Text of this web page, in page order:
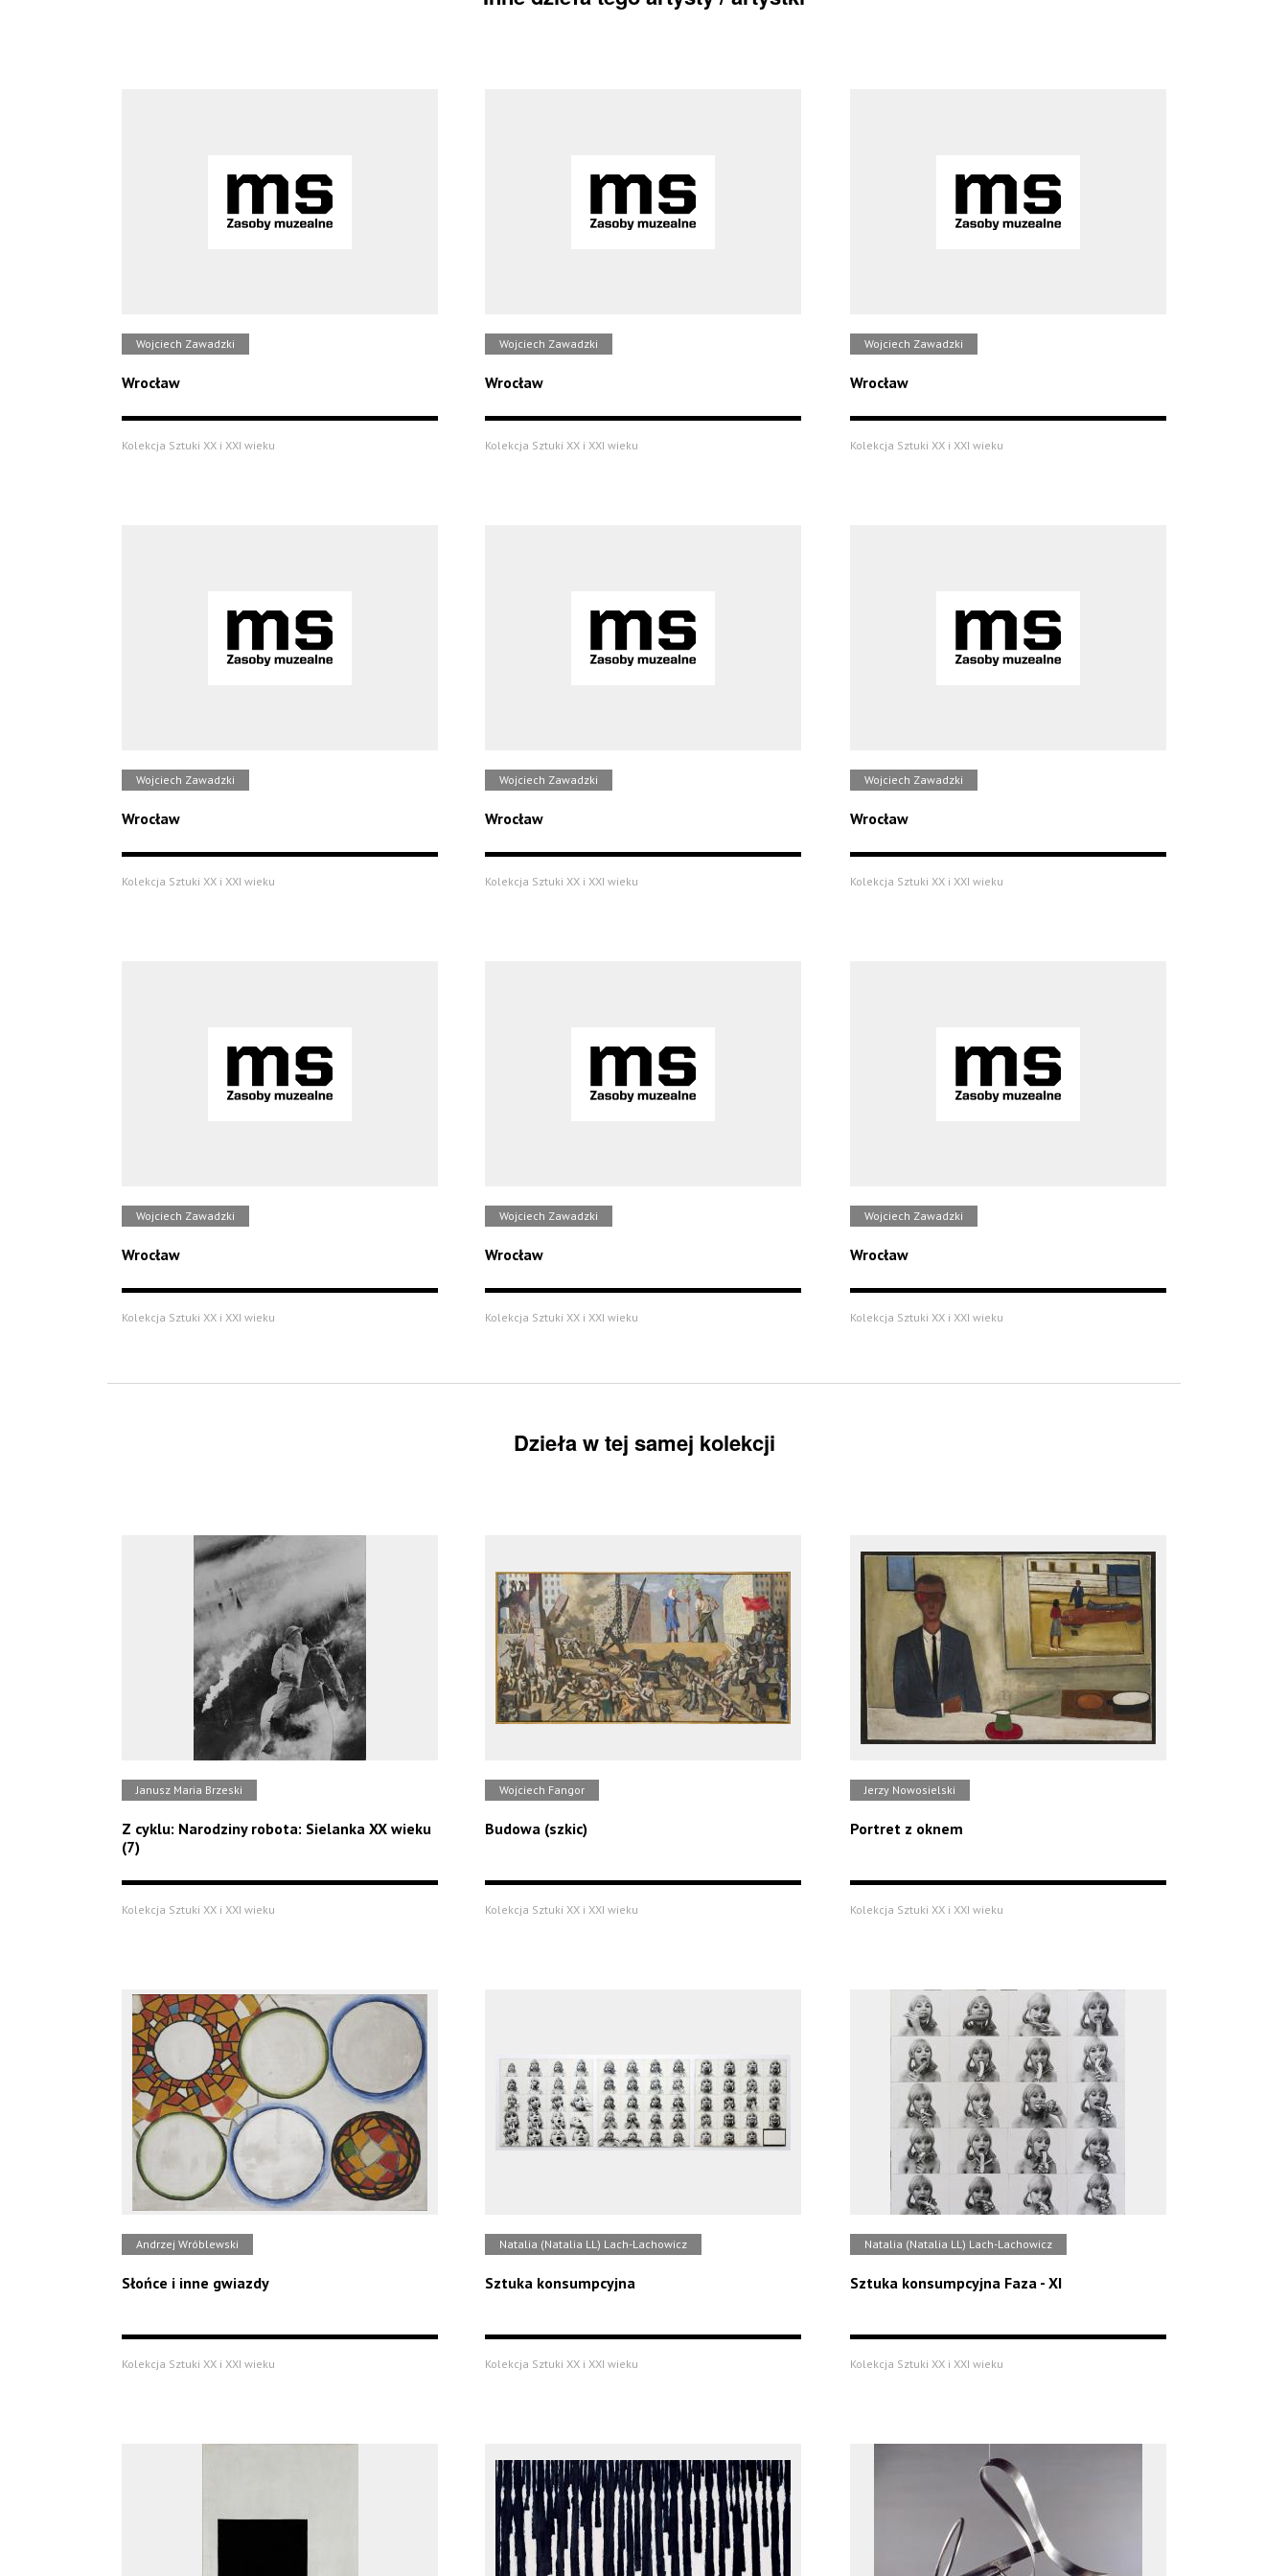
Wojciech Zawadzki
Wrocław
Kolekcja Sztuki XX i XXI wieku
Wojciech Zawadzki
Wrocław
Kolekcja Sztuki XX i XXI wieku
Wojciech Zawadzki
Wrocław
Kolekcja Sztuki XX i XXI wieku
Wojciech Zawadzki
Wrocław
Kolekcja Sztuki XX i XXI wieku
Wojciech Zawadzki
Wrocław
Kolekcja Sztuki XX i XXI wieku
Wojciech Zawadzki
Wrocław
Kolekcja Sztuki XX i XXI wieku
Wojciech Zawadzki
Wrocław
Kolekcja Sztuki XX i XXI wieku
Wojciech Zawadzki
Wrocław
Kolekcja Sztuki XX i XXI wieku
Wojciech Zawadzki
Wrocław
Kolekcja Sztuki XX i XXI wieku
Dzieła w tej samej kolekcji
Janusz Maria Brzeski
Z cyklu: Narodziny robota: Sielanka XX wieku
(7)
Kolekcja Sztuki XX i XXI wieku
Wojciech Fangor
Budowa (szkic)
Kolekcja Sztuki XX i XXI wieku
Jerzy Nowosielski
Portret z oknem
Kolekcja Sztuki XX i XXI wieku
Andrzej Wróblewski
Słońce i inne gwiazdy
Kolekcja Sztuki XX i XXI wieku
Natalia (Natalia LL) Lach-Lachowicz
Sztuka konsumpcyjna
Kolekcja Sztuki XX i XXI wieku
Natalia (Natalia LL) Lach-Lachowicz
Sztuka konsumpcyjna Faza - XI
Kolekcja Sztuki XX i XXI wieku